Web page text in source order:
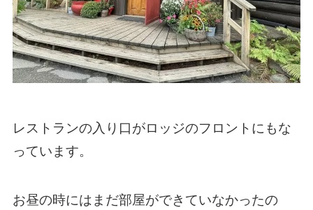
レストランの入り口がロッジのフロントにもな
っています。
お昼の時にはまだ部屋ができていなかったの